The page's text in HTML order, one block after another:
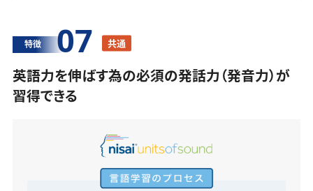
特徴 07 共通
英語力を伸ばす為の必須の発話力（発音力）が
習得できる